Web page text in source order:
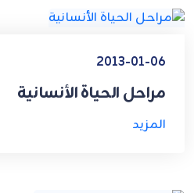
2013-01-06
مراحل الحياة الأنسانية
المزيد